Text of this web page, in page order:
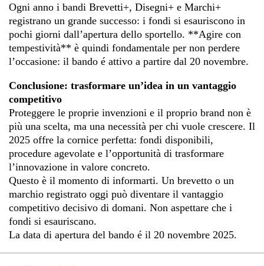
Ogni anno i bandi Brevetti+, Disegni+ e Marchi+
registrano un grande successo: i fondi si esauriscono in
pochi giorni dall’apertura dello sportello. **Agire con
tempestività** è quindi fondamentale per non perdere
l’occasione: il bando é attivo a partire dal 20 novembre.
Conclusione: trasformare un’idea in un vantaggio
competitivo
Proteggere le proprie invenzioni e il proprio brand non è
più una scelta, ma una necessità per chi vuole crescere. Il
2025 offre la cornice perfetta: fondi disponibili,
procedure agevolate e l’opportunità di trasformare
l’innovazione in valore concreto.
Questo è il momento di informarti. Un brevetto o un
marchio registrato oggi può diventare il vantaggio
competitivo decisivo di domani. Non aspettare che i
fondi si esauriscano.
La data di apertura del bando é il 20 novembre 2025.